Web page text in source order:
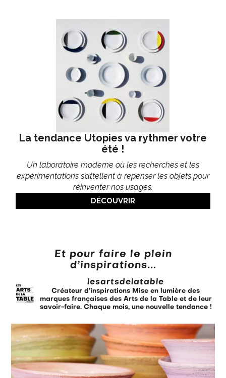
La tendance Utopies va rythmer votre
été !
Un laboratoire moderne où les recherches et les
expérimentations s’attellent à repenser les objets pour
réinventer nos usages.
DÉCOUVRIR
Et pour faire le plein
d’inspirations...
lesartsdelatable
Créateur d’inspirations Mise en lumière des
marques françaises des Arts de la Table et de leur
savoir-faire.Chaque mois, une nouvelle tendance !